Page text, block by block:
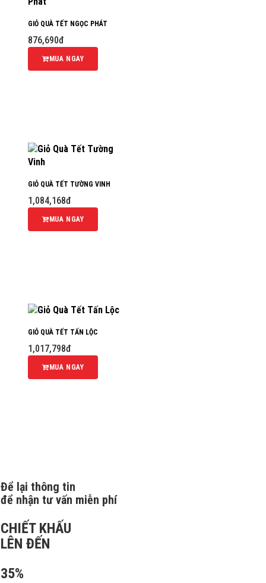
GIỎ QUÀ TẾT NGỌC PHÁT
876,690đ
MUA NGAY
GIỎ QUÀ TẾT TƯỜNG VINH
1,084,168đ
MUA NGAY
GIỎ QUÀ TẾT TẤN LỘC
1,017,798đ
MUA NGAY
Để lại thông tin
để nhận tư vấn miễn phí
CHIẾT KHẤU
LÊN ĐẾN
35%